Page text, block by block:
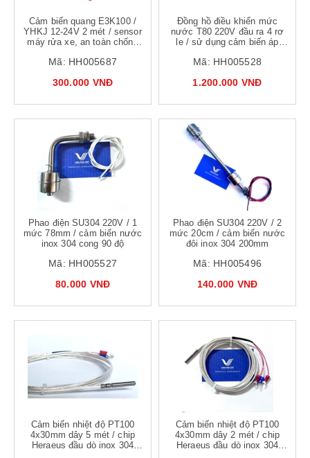
Cảm biến quang E3K100 /
YHKJ 12-24V 2 mét / sensor
máy rửa xe, an toàn chống
Mã: HH005687
300.000 VNĐ
Đồng hồ điều khiển mức
nước T80 220V đầu ra 4 rơ
le / sử dụng cảm biến áp
Mã: HH005528
1.200.000 VNĐ
Phao điện SU304 220V / 1
mức 78mm / cảm biến nước
inox 304 cong 90 độ
Mã: HH005527
80.000 VNĐ
Phao điện SU304 220V / 2
mức 20cm / cảm biến nước
đôi inox 304 200mm
Mã: HH005496
140.000 VNĐ
Cảm biến nhiệt độ PT100
4x30mm dây 5 mét / chip
Heraeus đầu dò inox 304
Cảm biến nhiệt độ PT100
4x30mm dây 2 mét / chip
Heraeus đầu dò inox 304